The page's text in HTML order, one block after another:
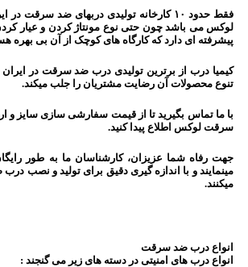
فقط حدود ۱۰ کارخانه تولیدی دربهای ضد سرقت
لوکس می باشد چون حتی نوع مونتاژ کردن و عیار کردن
پیشرفته ای دارد که کارگاه های کوچک از آن بی بهره
کیمیا درب از برترین تولیدی درب ضد سرقت در ایران
تنوع محصولات آن رضایت مشتریان را جلب میکند.
با ما تماس بگیرید تا از قیمت سفارشی سازی سایز و
سرقت لوکس اطلاع پیدا کنید.
جهت رفاه شما عزیزان، کارشناسان ما به طور
مینمایند و با اندازه گیری دقیق برای تولید و نصب
میکنند.
انواع درب ضد سرقت
انواع درب های امنیتی در دسته های زیر می گنجند :